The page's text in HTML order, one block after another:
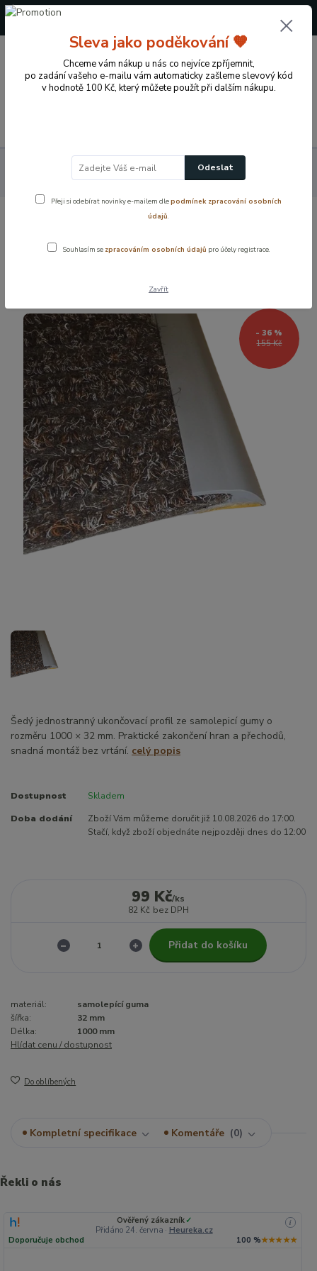
+420 724 722 973
0 Kč
Domácí potřeby
Praktické potřeby do domácnosti
Ukončovací profil – šedý, jednostranný, 1000 × 32 mm
1000 × 32 mm
155 Kč
- 36 %
Šedý jednostranný ukončovací profil ze samolepicí gumy o
rozměru 1000 × 32 mm. Praktické zakončení hran a přechodů,
snadná montáž bez vrtání. celý popis
Dostupnost Skladem
Doba dodání
Zboží Vám můžeme doručit již 10.08.2026 do 17:00.
Stačí, když zboží objednáte nejpozději dnes do 12:00
99 Kč/ks
82 Kč bez DPH
Přidat do košíku
materiál:
samolepící guma
šířka:
32 mm
Délka:
1000 mm
Hlídat cenu / dostupnost
Do oblíbených
Kompletní specifikace Komentáře 0
Řekli o nás
Ověřený zákazník ✓
Přidáno 24. června · Heureka.cz
i
Doporučuje obchod 100 %★★★★★
Sleva jako poděkování 🧡
Chceme vám nákup u nás co nejvíce zpříjemnit,
po zadání vašeho e-mailu vám automaticky zašleme slevový kód
v hodnotě 100 Kč, který můžete použít při dalším nákupu.
Odeslat
Přeji si odebírat novinky e-mailem dlepodmínek zpracování osobních
údajů.
Souhlasím se zpracováním osobních údajů pro účely registrace.
Zavřít